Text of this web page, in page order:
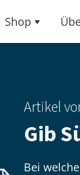
Shop
Artikel
Gib
Bei